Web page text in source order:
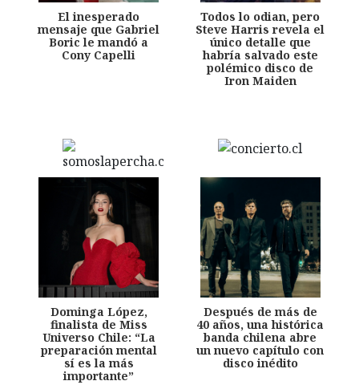
El inesperado
mensaje que Gabriel
Boric le mandó a
Cony Capelli
Todos lo odian, pero
Steve Harris revela el
único detalle que
habría salvado este
polémico disco de
Iron Maiden
Dominga López,
finalista de Miss
Universo Chile: “La
preparación mental
sí es la más
importante”
Después de más de
40 años, una histórica
banda chilena abre
un nuevo capítulo con
disco inédito